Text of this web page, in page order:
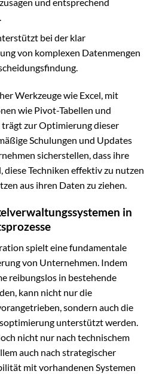
bei der klar
von komplexen Datenmengen
Werkzeuge wie Excel, mit
wie Pivot-Tabellen und
zur Optimierung dieser
Schulungen und Updates
sicherstellen, dass ihre
Techniken effektiv zu nutzen
aus ihren Daten zu ziehen.
in
spielt eine fundamentale
von Unternehmen. Indem
reibungslos in bestehende
kann nicht nur die
sondern auch die
unterstützt werden.
nicht nur nach technischem
auch nach strategischer
mit vorhandenen Systemen